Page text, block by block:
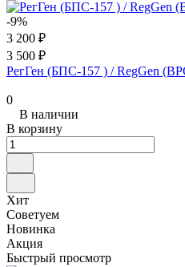
-9%
3 200 ₽
3 500 ₽
РегГен (БПС-157 ) / RegGen
0
В наличии
В корзину
Хит
Советуем
Новинка
Акция
Быстрый просмотр